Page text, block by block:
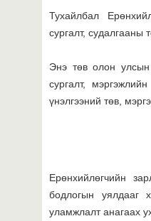
Тухайлбал
сургалт, судалгааны
Энэ төв олон улсын
сургалт,
үнэлгээний төв,
Ерөнхийлөгчийн
бодлогын уялдааг
уламжлалт анагаах